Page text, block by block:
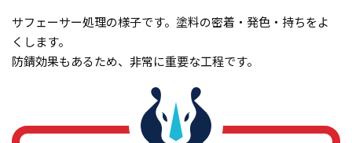
サフェーサー処理の様子です。塗料の密着・発色・持ちをよ
くします。
防錆効果もあるため、非常に重要な工程です。